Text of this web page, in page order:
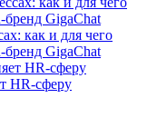
как и для чего
GigaChat
HR-сферу